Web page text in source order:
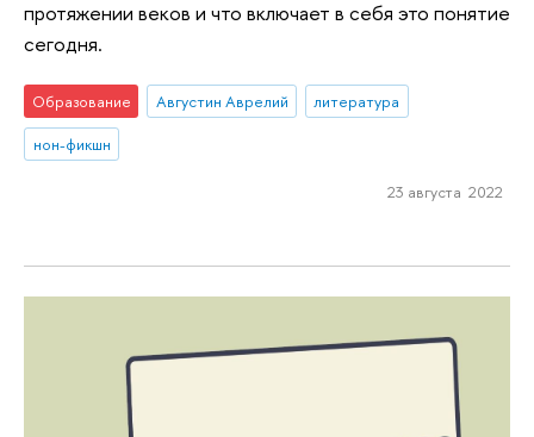
протяжении веков и что включает в себя это понятие
сегодня.
Образование Августин Аврелий
литература
нон-фикшн
23 августа 2022